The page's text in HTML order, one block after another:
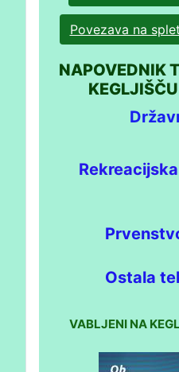
Povezava na
NAPOVEDNIK
Ostala
VABLJENI NA